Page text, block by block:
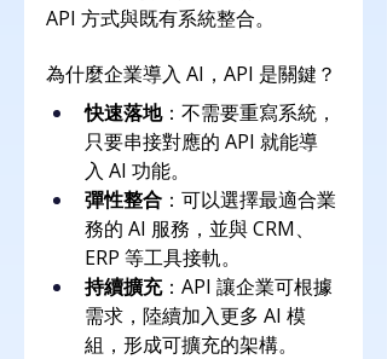
API 方式與既有系統整合。
為什麼企業導入 AI，API 是關鍵？
快速落地：不需要重寫系統，
只要串接對應的 API 就能導
入 AI 功能。
彈性整合 ：可以選擇最適合業
務的 AI 服務，並與 CRM、
ERP 等工具接軌。
持續擴充：API 讓企業可根據
需求，陸續加入更多 AI 模
組，形成可擴充的架構。